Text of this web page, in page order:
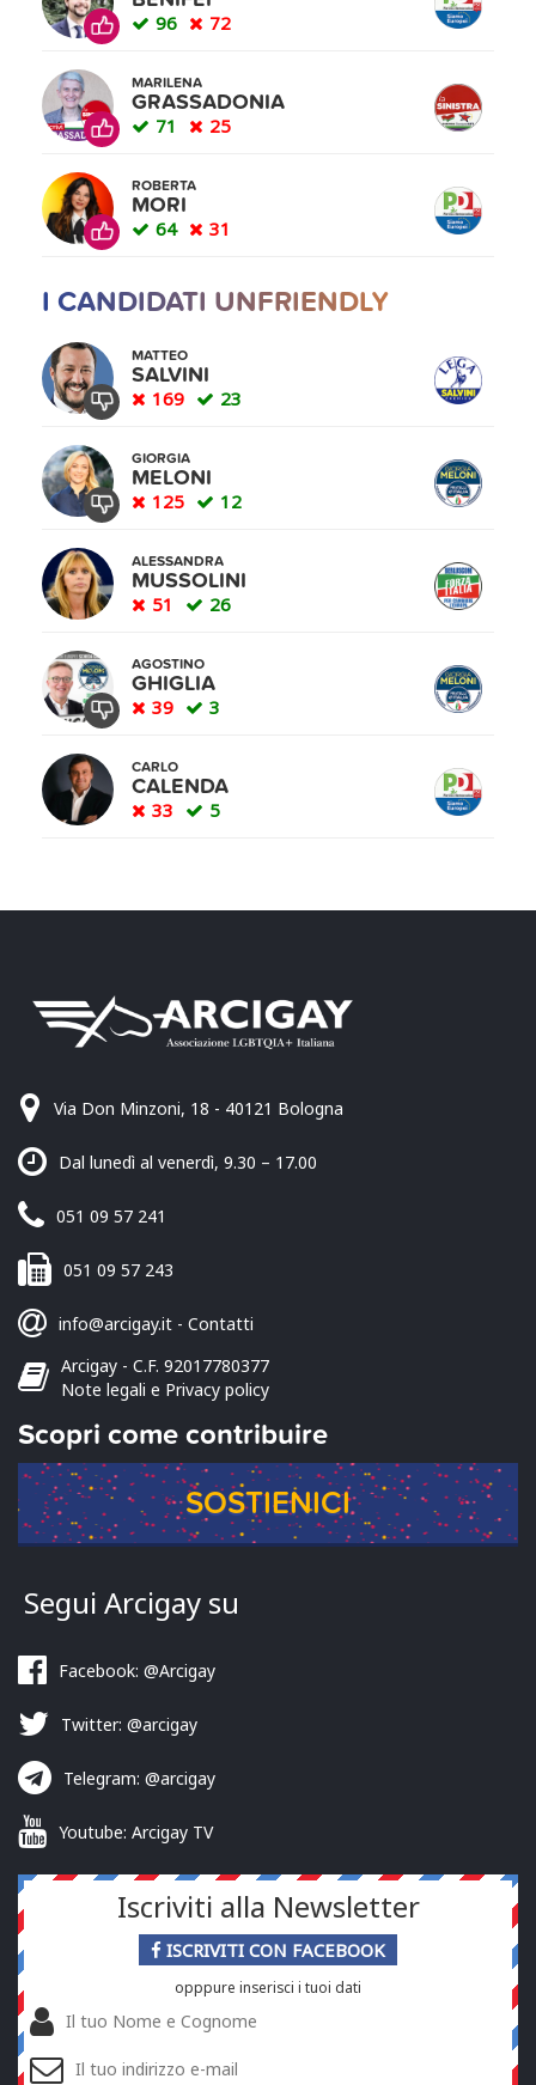
96 72
MARILENA
GRASSADONIA
71 25
ROBERTA
MORI
64 31
I CANDIDATI UNFRIENDLY
MATTEO
SALVINI
169 23
GIORGIA
MELONI
125 12
ALESSANDRA
MUSSOLINI
51 26
AGOSTINO
GHIGLIA
39 3
CARLO
CALENDA
33 5
Via Don Minzoni, 18 - 40121 Bologna
Dal lunedì al venerdì, 9.30 – 17.00
051 09 57 241
051 09 57 243
info@arcigay.it - Contatti
Arcigay - C.F. 92017780377
Note legali e Privacy policy
Scopri come contribuire
SOSTIENICI
Segui Arcigay su
Facebook: @Arcigay
Twitter: @arcigay
Telegram: @arcigay
Youtube: Arcigay TV
Iscriviti alla Newsletter
ISCRIVITI CON FACEBOOK
opppure inserisci i tuoi dati